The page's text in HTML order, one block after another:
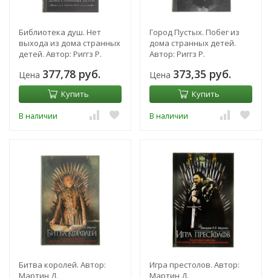
Библиотека душ. Нет
выхода из дома странных
детей. Автор: Риггз Р.
Цена 377,78 руб.
Купить
В наличии
Город Пустых. Побег из
дома странных детей.
Автор: Риггз Р.
Цена 373,35 руб.
Купить
В наличии
Битва королей. Автор:
Мартин Д.
Игра престолов. Автор:
Мартин Д.